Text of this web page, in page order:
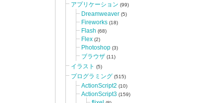
アプリケーション (99)
Dreamweaver (5)
Fireworks (18)
Flash (68)
Flex (2)
Photoshop (3)
ブラウザ (11)
イラスト (5)
プログラミング (515)
ActionScript2 (10)
ActionScript3 (159)